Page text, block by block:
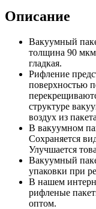
Описание
Вакуумный
толщина 90
гладкая.
Рифление
поверхностью
структуре
воздух из
В вакуумном
Сохраняется
Улучшается
Вакуумный
упаковки при
В нашем
рифленые
оптом.